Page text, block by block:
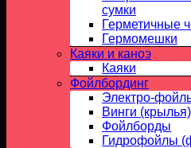
сумки
Герметичные
Гермомешки
Каяки и каноэ
Каяки
Фойлбординг
Электро-
Винги (крылья)
Фойлборды
Гидрофойлы